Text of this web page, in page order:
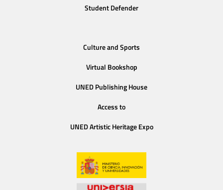
Student Defender
Culture and Sports
Virtual Bookshop
UNED Publishing House
Access to
UNED Artistic Heritage Expo